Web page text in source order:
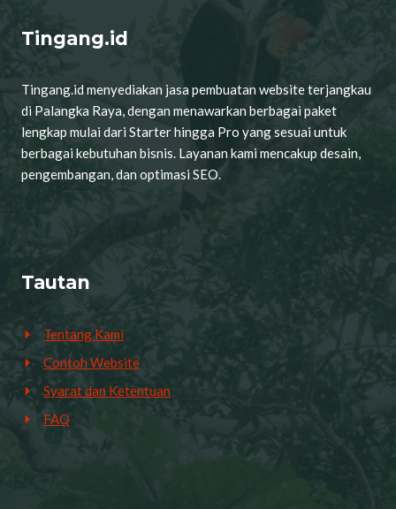
Tingang.id
Tingang.id menyediakan jasa pembuatan website terjangkau
di Palangka Raya, dengan menawarkan berbagai paket
lengkap mulai dari Starter hingga Pro yang sesuai untuk
berbagai kebutuhan bisnis. Layanan kami mencakup desain,
pengembangan, dan optimasi SEO.
Tautan
Tentang Kami
Contoh Website
Syarat dan Ketentuan
FAQ